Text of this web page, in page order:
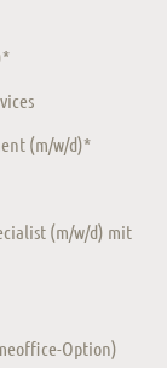
(m/w/d)*
(m/w/d) mit
Option)